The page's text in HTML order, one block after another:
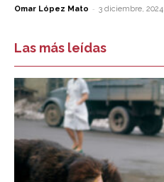
Omar López Mato - 3 diciembre, 2024
Las más leídas